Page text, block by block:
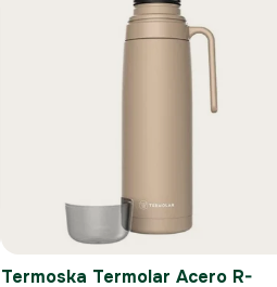
Termoska Termolar Acero R-